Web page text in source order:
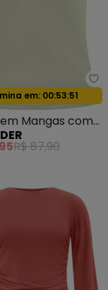
Feminina Meia
relâmpago
em: 00:53:49
Mangas com
Malha Verde
R$ 87,90